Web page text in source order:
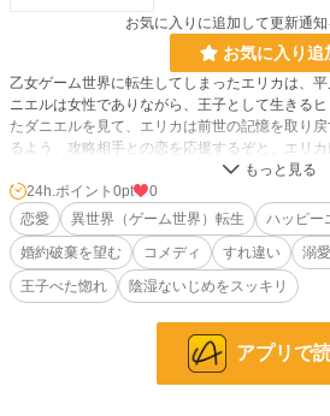
お気に入りに追加して更新通知
お気に入り追
乙女ゲーム世界に転生してしまったエリカは、
ニエルは女性でありながら、王子として生きる
たダニエルを見て、エリカは前世の記憶を取り
るよう、攻略相手との恋を応援するぞと、エリ
エルは攻略相手の男性ではなく、なぜかエリカ
引き締まった身体に広い肩幅は、ゲーム補正され
小説 228,960 位 / 228,960 件
66,393 位 / 66,393 件
24h.ポイント 0pt
0
恋愛
異世界（ゲーム世界）転生 ハッピー
婚約破棄を望む
コメディ すれ違い
溺
王子べた惚れ
陰湿ないじめをスッキリ
アプリで